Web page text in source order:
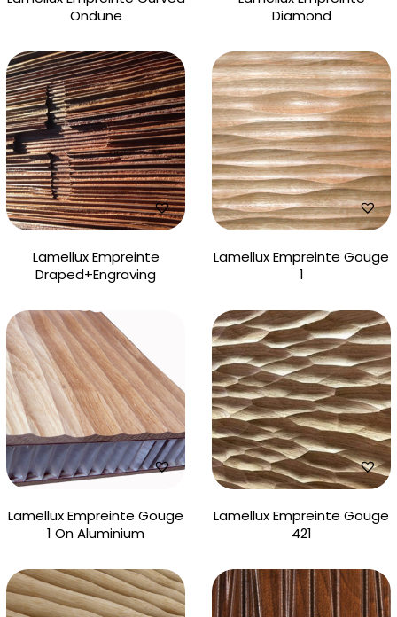
Ondune
Diamond
Lamellux Empreinte
Draped+Engraving
Lamellux Empreinte Gouge
1
Lamellux Empreinte Gouge
1 On Aluminium
Lamellux Empreinte Gouge
421